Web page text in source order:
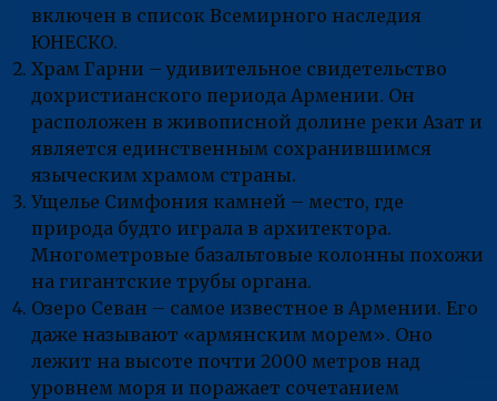
включен в список Всемирного наследия
ЮНЕСКО.
Храм Гарни – удивительное свидетельство
дохристианского периода Армении. Он
расположен в живописной долине реки Азат и
является единственным сохранившимся
языческим храмом страны.
Ущелье Симфония камней – место, где
природа будто играла в архитектора.
Многометровые базальтовые колонны похожи
на гигантские трубы органа.
Озеро Севан – самое известное в Армении. Его
даже называют «армянским морем». Оно
лежит на высоте почти 2000 метров над
уровнем моря и поражает сочетанием